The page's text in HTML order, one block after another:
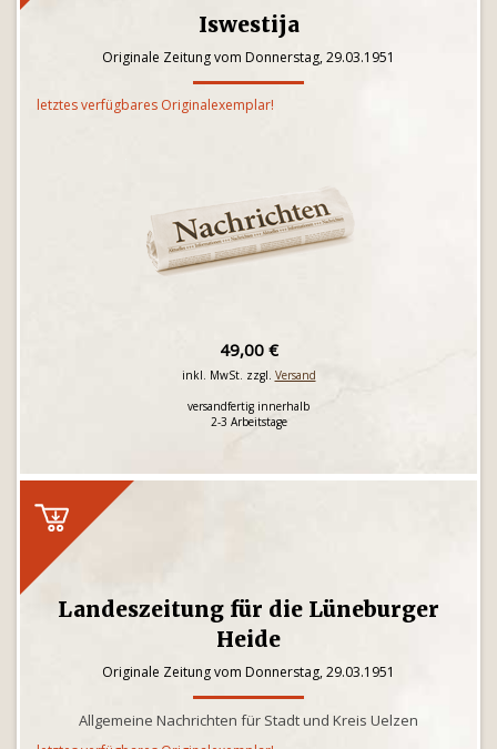
Iswestija
Originale Zeitung vom Donnerstag, 29.03.1951
letztes verfügbares Originalexemplar!
49,00 €
inkl. MwSt. zzgl. Versand
versandfertig innerhalb
2-3 Arbeitstage
Landeszeitung für die Lüneburger
Heide
Originale Zeitung vom Donnerstag, 29.03.1951
Allgemeine Nachrichten für Stadt und Kreis Uelzen